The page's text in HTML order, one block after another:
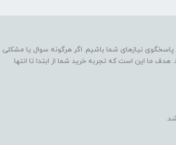
نیازهای شما باشیم. اگر هرگونه سوال یا مشکلی
هدف ما این است که تجربه خرید شما از ابتدا تا انتها